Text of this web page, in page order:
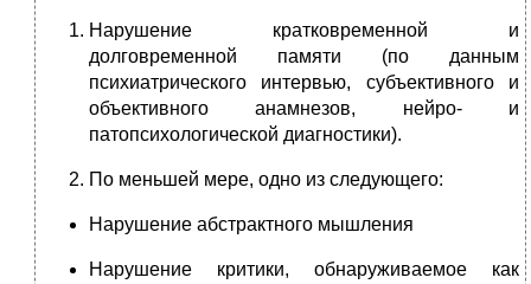
Нарушение кратковременной и
долговременной памяти (по данным
психиатрического интервью, субъективного и
объективного анамнезов, нейро- и
патопсихологической диагностики).
По меньшей мере, одно из следующего:
Нарушение абстрактного мышления
Нарушение критики, обнаруживаемое как